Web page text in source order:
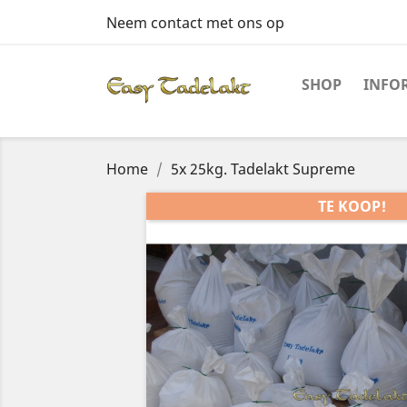
Neem contact met ons op
SHOP
Home
5x 25kg. Tadelakt Supreme
TE KOOP!